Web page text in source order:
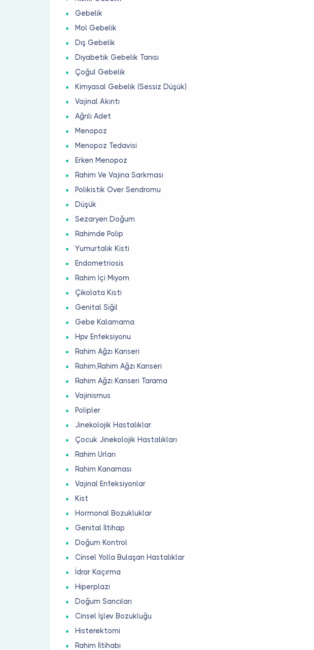
Gebelik
Mol Gebelik
Dış Gebelik
Diyabetik Gebelik Tanısı
Çoğul Gebelik
Kimyasal Gebelik (Sessiz Düşük)
Vajinal Akıntı
Ağrılı Adet
Menopoz
Menopoz Tedavisi
Erken Menopoz
Rahim Ve Vajina Sarkması
Polikistik Over Sendromu
Düşük
Sezaryen Doğum
Rahimde Polip
Yumurtalık Kisti
Endometriosis
Rahim İçi Miyom
Çikolata Kisti
Genital Siğil
Gebe Kalamama
Hpv Enfeksiyonu
Rahim Ağzı Kanseri
Rahim,Rahim Ağzı Kanseri
Rahim Ağzı Kanseri Tarama
Vajinismus
Polipler
Jinekolojik Hastalıklar
Çocuk Jinekolojik Hastalıkları
Rahim Urları
Rahim Kanaması
Vajinal Enfeksiyonlar
Kist
Hormonal Bozukluklar
Genital İltihap
Doğum Kontrol
Cinsel Yolla Bulaşan Hastalıklar
İdrar Kaçırma
Hiperplazi
Doğum Sancıları
Cinsel İşlev Bozukluğu
Histerektomi
Rahim İltihabı